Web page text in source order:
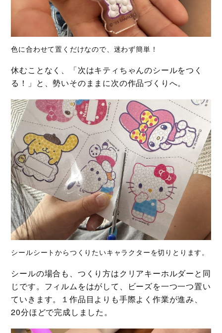
色に合わせて置くだけなので、迷わず簡単！
休むことなく、「次はキティちゃんのシールをつく
る！」と、勢いそのままに次の作品づくりへ。
シールシートからつくりたいキャラクターを切りとります。
シールの場合も、つくり方はクリアキーホルダーと同
じです。フィルムをはがして、ビーズを一つ一つ置い
ていきます。１作品目よりも手際よく作業が進み、
20分ほどで完成しました。